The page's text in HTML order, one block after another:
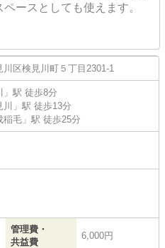
ースとしても使えます。
川区検見川町 ５丁目2301-1
」駅 徒歩8分
」駅 徒歩13分
稲毛 」駅 徒歩25分
管理費・
共益費
6,000円